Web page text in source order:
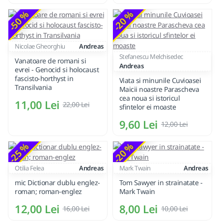
-50 %
Nicolae Gheorghiu Andreas
Vanatoare de romani si
evrei - Genocid si holocaust
fascisto-horthyst in
Transilvania
11,00 Lei 22,00 Lei
-20 %
Stefanescu Melchisedec
Andreas
Viata si minunile Cuvioasei
Maicii noastre Parascheva
cea noua si istoricul
sfintelor ei moaste
9,60 Lei 12,00 Lei
-25 %
Otilia Felea Andreas
mic Dictionar dublu englez-
roman; roman-englez
12,00 Lei 16,00 Lei
-20 %
Mark Twain Andreas
Tom Sawyer in strainatate -
Mark Twain
8,00 Lei 10,00 Lei